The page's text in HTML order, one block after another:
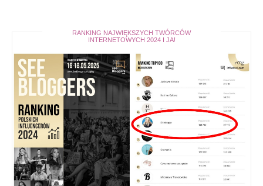
RANKING NAJWIĘKSZYCH TWÓRCÓW
INTERNETOWYCH 2024 I JA!